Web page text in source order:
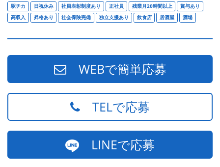
駅チカ
日祝休み 社員表彰制度あり 正社員 残業月20時間以上
賞与あり
高収入
昇格あり 社会保険完備 独立支援あり 飲食店 居酒屋 酒場
WEBで簡単応募
TELで応募
LINEで応募